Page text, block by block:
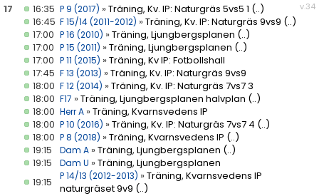
v.34
17 16:35 P 9 (2017) »Träning, Kv. IP: Naturgräs 5vs5 1 (..)
16:45 F 15/14 (2011-2012) »Träning, Kv. IP: Naturgräs 9vs9 (..)
17:00 P 16 (2010) »Träning, Ljungbergsplanen (..)
17:00 P 15 (2011) »Träning, Ljungbergsplanen (..)
17:00 P 11 (2015) »Träning, Kv IP: Fotbollshall
17:45 F 13 (2013) »Träning, Kv. IP: Naturgräs 9vs9
18:00 F 12 (2014) »Träning, Kv. IP: Naturgräs 7vs7 3
18:00 F17 »Träning, Ljungbergsplanen halvplan (..)
18:00 Herr A »Träning, Kvarnsvedens IP
18:00 P 10 (2016) »Träning, Kv. IP: Naturgräs 7vs7 4 (..)
18:00 P 8 (2018) »Träning, Kvarnsvedens IP (..)
19:15
Dam A »Träning, Ljungbergsplanen (..)
19:15
Dam U »Träning, Ljungbergsplanen
19:15
P 14/13 (2012-2013) »Träning, Kvarnsvedens IP
naturgräset 9v9 (..)